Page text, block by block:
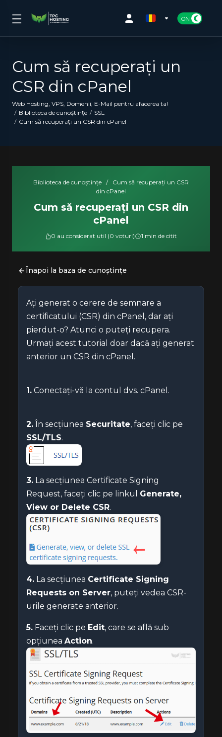
Cum să recuperați un
CSR din cPanel
Web Hosting, VPS, Domenii, E-Mail pentru afacerea ta!
Biblioteca de cunoștințe
SSL
Cum să recuperați un CSR din cPanel
Biblioteca de cunoștințe /
Cum să recuperați un CSR
din cPanel
Cum să recuperați un CSR din
cPanel
0 au considerat util (0 voturi) 1 min de citit
Înapoi la baza de cunoștințe
Ați generat o cerere de semnare a
certificatului (CSR) din cPanel, dar ați
pierdut-o? Atunci o puteți recupera.
Urmați acest tutorial doar dacă ați generat
anterior un CSR din cPanel.
1. Conectați-vă la contul dvs. cPanel.
2. În secțiunea Securitate, faceți clic pe
SSL/TLS.
3. La secțiunea Certificate Signing
Request, faceți clic pe linkul Generate,
View or Delete CSR.
4. La secțiunea Certificate Signing
Requests on Server, puteți vedea CSR-
urile generate anterior.
5. Faceți clic pe Edit, care se află sub
opțiunea Action.